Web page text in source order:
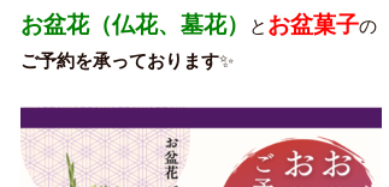
お盆花（仏花、墓花） と お盆菓子の
ご予約を承っております✨